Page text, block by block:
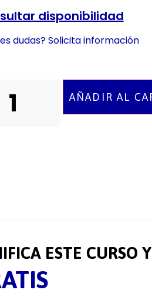
disponibilidad
dudas? Solicita información
AÑADIR AL
ESTE CURSO